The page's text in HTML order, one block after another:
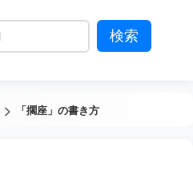
「擱座」の書き方